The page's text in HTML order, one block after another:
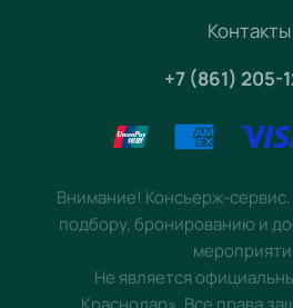
Контакты
+7 (861) 205-
Внимание! Консьерж-сервис.
подбору, бронированию и
Не является